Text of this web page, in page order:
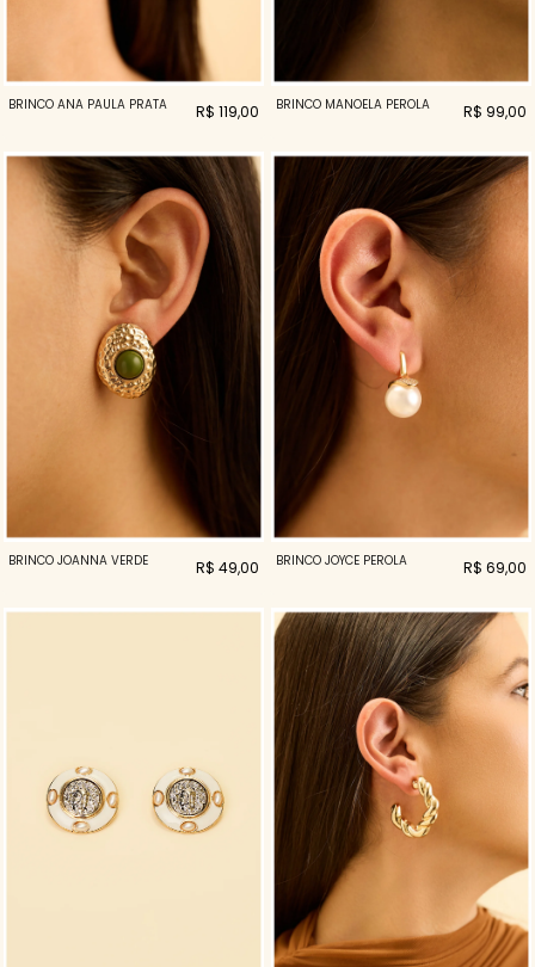
BRINCO ANA PAULA PRATA R$ 119,00 BRINCO MANOELA PEROLA R$ 99,00
BRINCO JOANNA VERDE R$ 49,00 BRINCO JOYCE PEROLA R$ 69,00